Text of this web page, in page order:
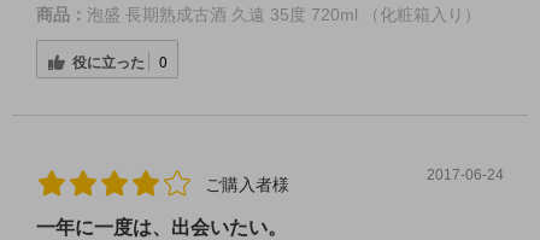
商品： 泡盛 長期熟成古酒 久遠 35度 720ml （化粧箱入り）
役に立った 0
ご購入者様 2017-06-24
一年に一度は、出会いたい。